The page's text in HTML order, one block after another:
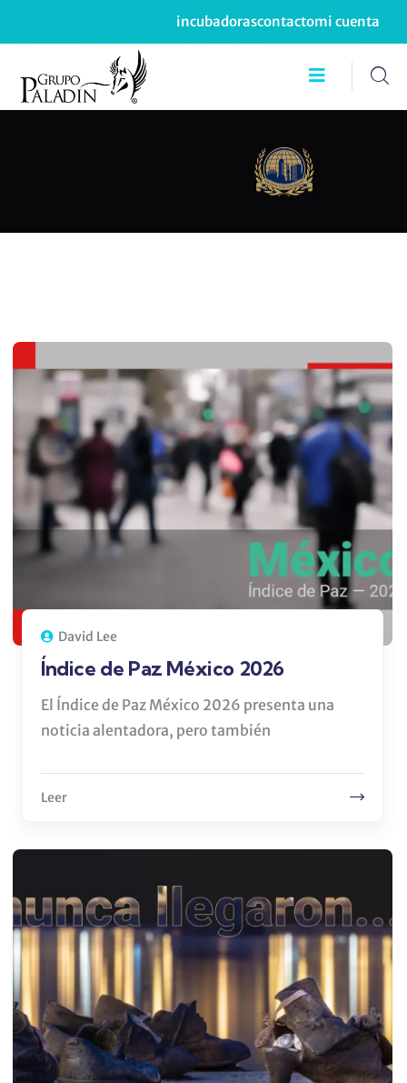
incubadorascontactomi cuenta
David Lee
Índice de Paz México 2026
El Índice de Paz México 2026 presenta una
noticia alentadora, pero también
Leer